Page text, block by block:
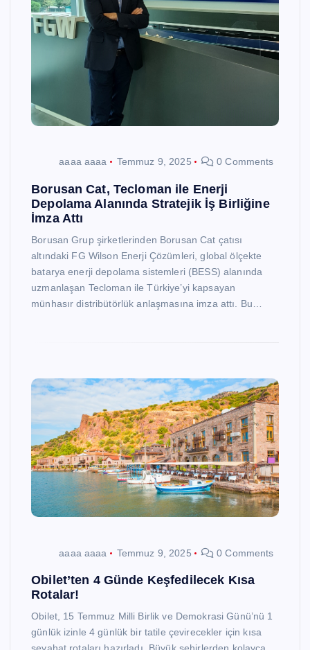
aaaa aaaa Temmuz 9, 2025 0 Comments
Borusan Cat, Tecloman ile Enerji
Depolama Alanında Stratejik İş Birliğine
İmza Attı
Borusan Grup şirketlerinden Borusan Cat çatısı
altındaki FG Wilson Enerji Çözümleri, global ölçekte
batarya enerji depolama sistemleri (BESS) alanında
uzmanlaşan Tecloman ile Türkiye’yi kapsayan
münhasır distribütörlük anlaşmasına imza attı. Bu…
aaaa aaaa Temmuz 9, 2025 0 Comments
Obilet’ten 4 Günde Keşfedilecek Kısa
Rotalar!
Obilet, 15 Temmuz Milli Birlik ve Demokrasi Günü’nü 1
günlük izinle 4 günlük bir tatile çevirecekler için kısa